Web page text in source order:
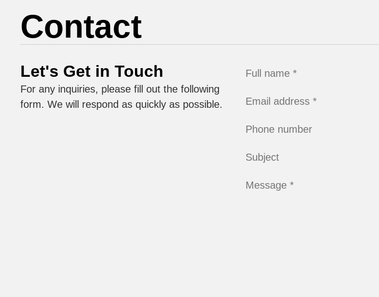
Contact
Let's Get in Touch
For any inquiries, please fill out the following
form. We will respond as quickly as possible.
Full name *
Email address *
Phone number
Subject
Message *